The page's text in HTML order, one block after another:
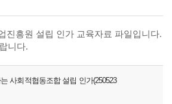
진흥원 설립 인가 교육자료 파일입니다.
니다.
사회적협동조합 설립 인가(250523